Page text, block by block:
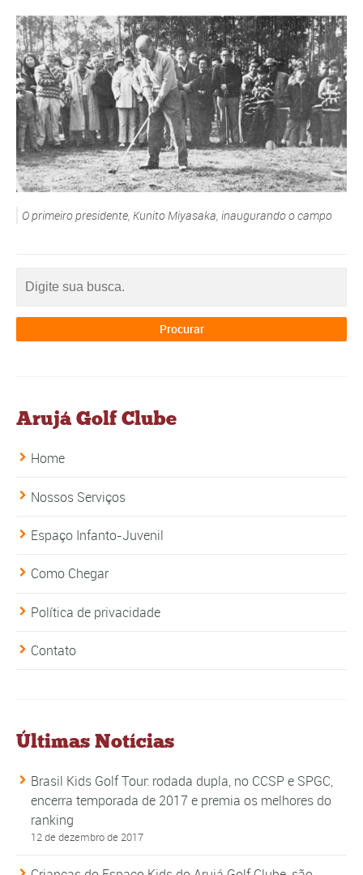
O primeiro presidente, Kunito Miyasaka, inaugurando o campo
Arujá Golf Clube
Home
Nossos Serviços
Espaço Infanto-Juvenil
Como Chegar
Política de privacidade
Contato
Últimas Notícias
Brasil Kids Golf Tour: rodada dupla, no CCSP e SPGC,
encerra temporada de 2017 e premia os melhores do
ranking
12 de dezembro de 2017